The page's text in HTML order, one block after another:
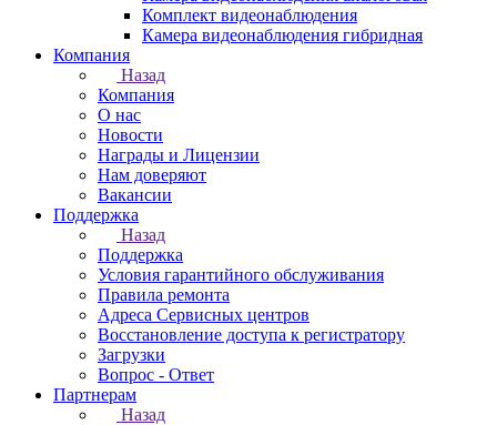
Комплект видеонаблюдения
Камера видеонаблюдения гибридная
Компания
Назад
Компания
О нас
Новости
Награды и Лицензии
Нам доверяют
Вакансии
Поддержка
Назад
Поддержка
Условия гарантийного обслуживания
Правила ремонта
Адреса Сервисных центров
Восстановление доступа к регистратору
Загрузки
Вопрос - Ответ
Партнерам
Назад